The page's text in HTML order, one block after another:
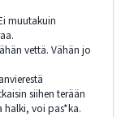
muutakuin
vettä. Vähän jo
siihen terään
halki, voi pas*ka.